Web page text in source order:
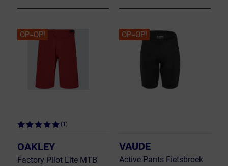
OP=OP!
(1)
OAKLEY
Factory Pilot Lite MTB
OP=OP!
VAUDE
Active Pants Fietsbroek